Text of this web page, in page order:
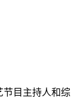
节目主持人和综